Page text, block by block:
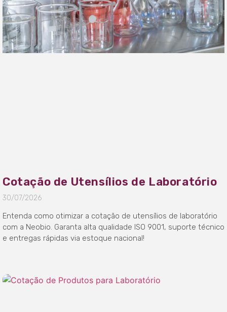
Cotação de Utensílios de Laboratório
30/07/2026
Entenda como otimizar a cotação de utensílios de laboratório
com a Neobio. Garanta alta qualidade ISO 9001, suporte técnico
e entregas rápidas via estoque nacional!